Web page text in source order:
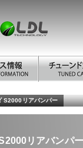
S2000リアバンパー
リアバンパー